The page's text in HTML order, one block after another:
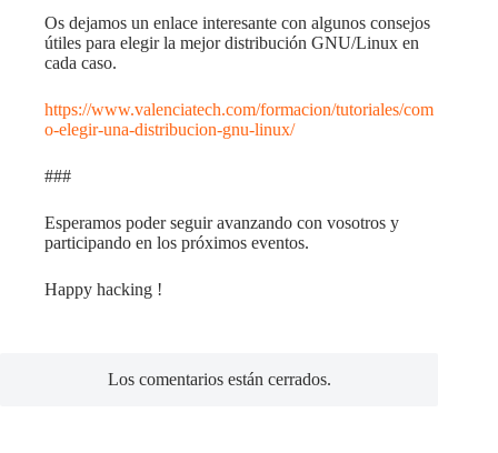
Os dejamos un enlace interesante con algunos consejos
útiles para elegir la mejor distribución GNU/Linux en
cada caso.
https://www.valenciatech.com/formacion/tutoriales/com
o-elegir-una-distribucion-gnu-linux/
###
Esperamos poder seguir avanzando con vosotros y
participando en los próximos eventos.
Happy hacking !
Los comentarios están cerrados.